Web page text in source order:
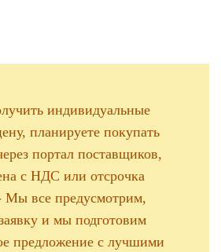
индивидуальные
планируете покупать
портал поставщиков,
с НДС или отсрочка
Мы все предусмотрим,
и мы подготовим
предложение с лучшими